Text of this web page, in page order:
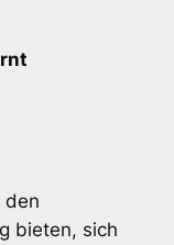
den
bieten, sich